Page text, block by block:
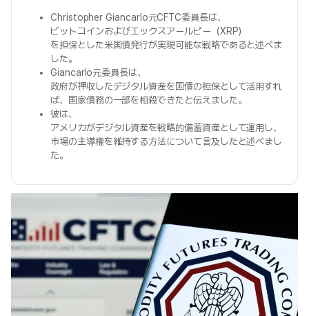
Christopher Giancarlo元CFTC委員長は、
ビットコインおよびエックスアールピー（XRP）
を担保とした米国債発行が実現可能な戦略であると述べま
した。
Giancarlo元委員長は、
政府が押収したデジタル資産を国債の担保として活用すれ
ば、国家債務の一部を相殺できたと伝えました。
彼は、
アメリカがデジタル資産を戦略的備蓄資産として運用し、
市場の主導権を維持する方法について言及したと述べまし
た。